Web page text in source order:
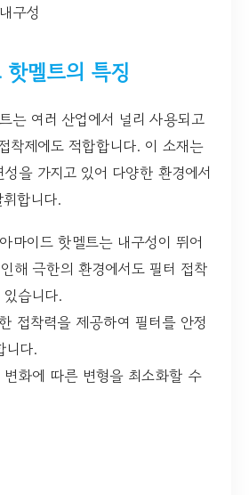
구성
멜트의 특징
는 여러 산업에서 널리 사용되고
착제에도 적합합니다. 이 소재는
을 가지고 있어 다양한 환경에서
합니다.
마이드 핫멜트는 내구성이 뛰어
해 극한의 환경에서도 필터 접착
습니다.
접착력을 제공하여 필터를 안정
니다.
변화에 따른 변형을 최소화할 수